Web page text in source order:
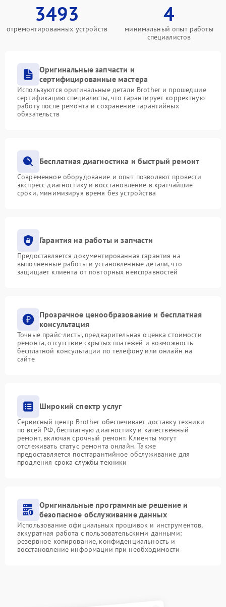
3493
отремонтированных устройств
4
минимальный опыт работы
специалистов
Оригинальные запчасти и
сертифицированные мастера
Используются оригинальные детали Brother и прошедшие
сертификацию специалисты, что гарантирует корректную
работу после ремонта и сохранение гарантийных
обязательств
Бесплатная диагностика и быстрый ремонт
Современное оборудование и опыт позволяют провести
экспресс-диагностику и восстановление в кратчайшие
сроки, минимизируя время без устройства
Гарантия на работы и запчасти
Предоставляется документированная гарантия на
выполненные работы и установленные детали, что
защищает клиента от повторных неисправностей
Прозрачное ценообразование и бесплатная
консультация
Точные прайс-листы, предварительная оценка стоимости
ремонта, отсутствие скрытых платежей и возможность
бесплатной консультации по телефону или онлайн на
сайте
Широкий спектр услуг
Сервисный центр Brother обеспечивает доставку техники
по всей РФ, бесплатную диагностику и качественный
ремонт, включая срочный ремонт. Клиенты могут
отслеживать статус ремонта онлайн. Также
предоставляется постгарантийное обслуживание для
продления срока службы техники
Оригинальные программные решение и
безопасное обслуживание данных
Использование официальных прошивок и инструментов,
аккуратная работа с пользовательскими данными:
резервное копирование, конфиденциальность и
восстановление информации при необходимости